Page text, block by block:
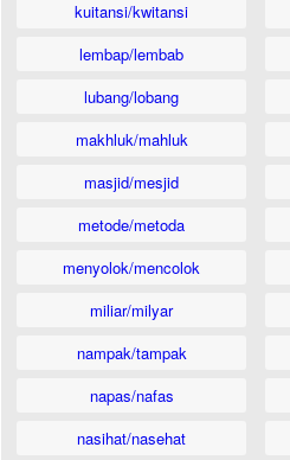
kuitansi/kwitansi
lembap/lembab
lubang/lobang
makhluk/mahluk
masjid/mesjid
metode/metoda
menyolok/mencolok
miliar/milyar
nampak/tampak
napas/nafas
nasihat/nasehat